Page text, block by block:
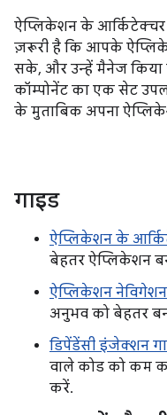
ऐप्लिकेशन के
ज़रूरी है कि आपके
सके, और उन्हें मैनेज किया
कॉम्पोनेंट का एक सेट
के मुताबिक अपना
गाइड
ऐप्लिकेशन के
बेहतर ऐप्लिकेशन
ऐप्लिकेशन नेविगेशन
अनुभव को बेहतर
डिपेंडेंसी इंजेक्शन
वाले कोड को कम
करें.